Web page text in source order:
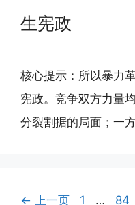
生宪政
核心提示：所以暴力
宪政。竞争双方力量
分裂割据的局面；一
← 上一页 页
1 … 页
84